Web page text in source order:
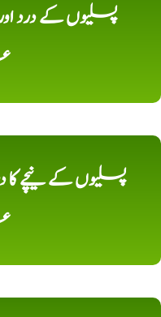
پسلیوں کے درد
پسلیوں کے نیچے